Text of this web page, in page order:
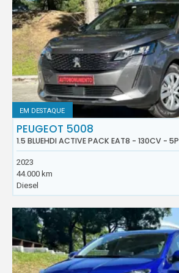
EM DESTAQUE
PEUGEOT 5008
1.5 BLUEHDI ACTIVE PACK EAT8 - 130CV - 5P
2023
44.000 km
Diesel